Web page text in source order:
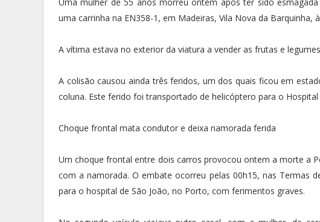
uma carrinha na EN358-1, em Madeiras, Vila Nova da Barquinha,
A vítima estava no exterior da viatura a vender as frutas e
A colisão causou ainda três feridos, um dos quais ficou em
coluna. Este ferido foi transportado de helicóptero para o Hospital
Choque frontal mata condutor e deixa namorada ferida
Um choque frontal entre dois carros provocou ontem a morte a
com a namorada. O embate ocorreu pelas 00h15, nas Termas
para o hospital de São João, no Porto, com ferimentos graves.